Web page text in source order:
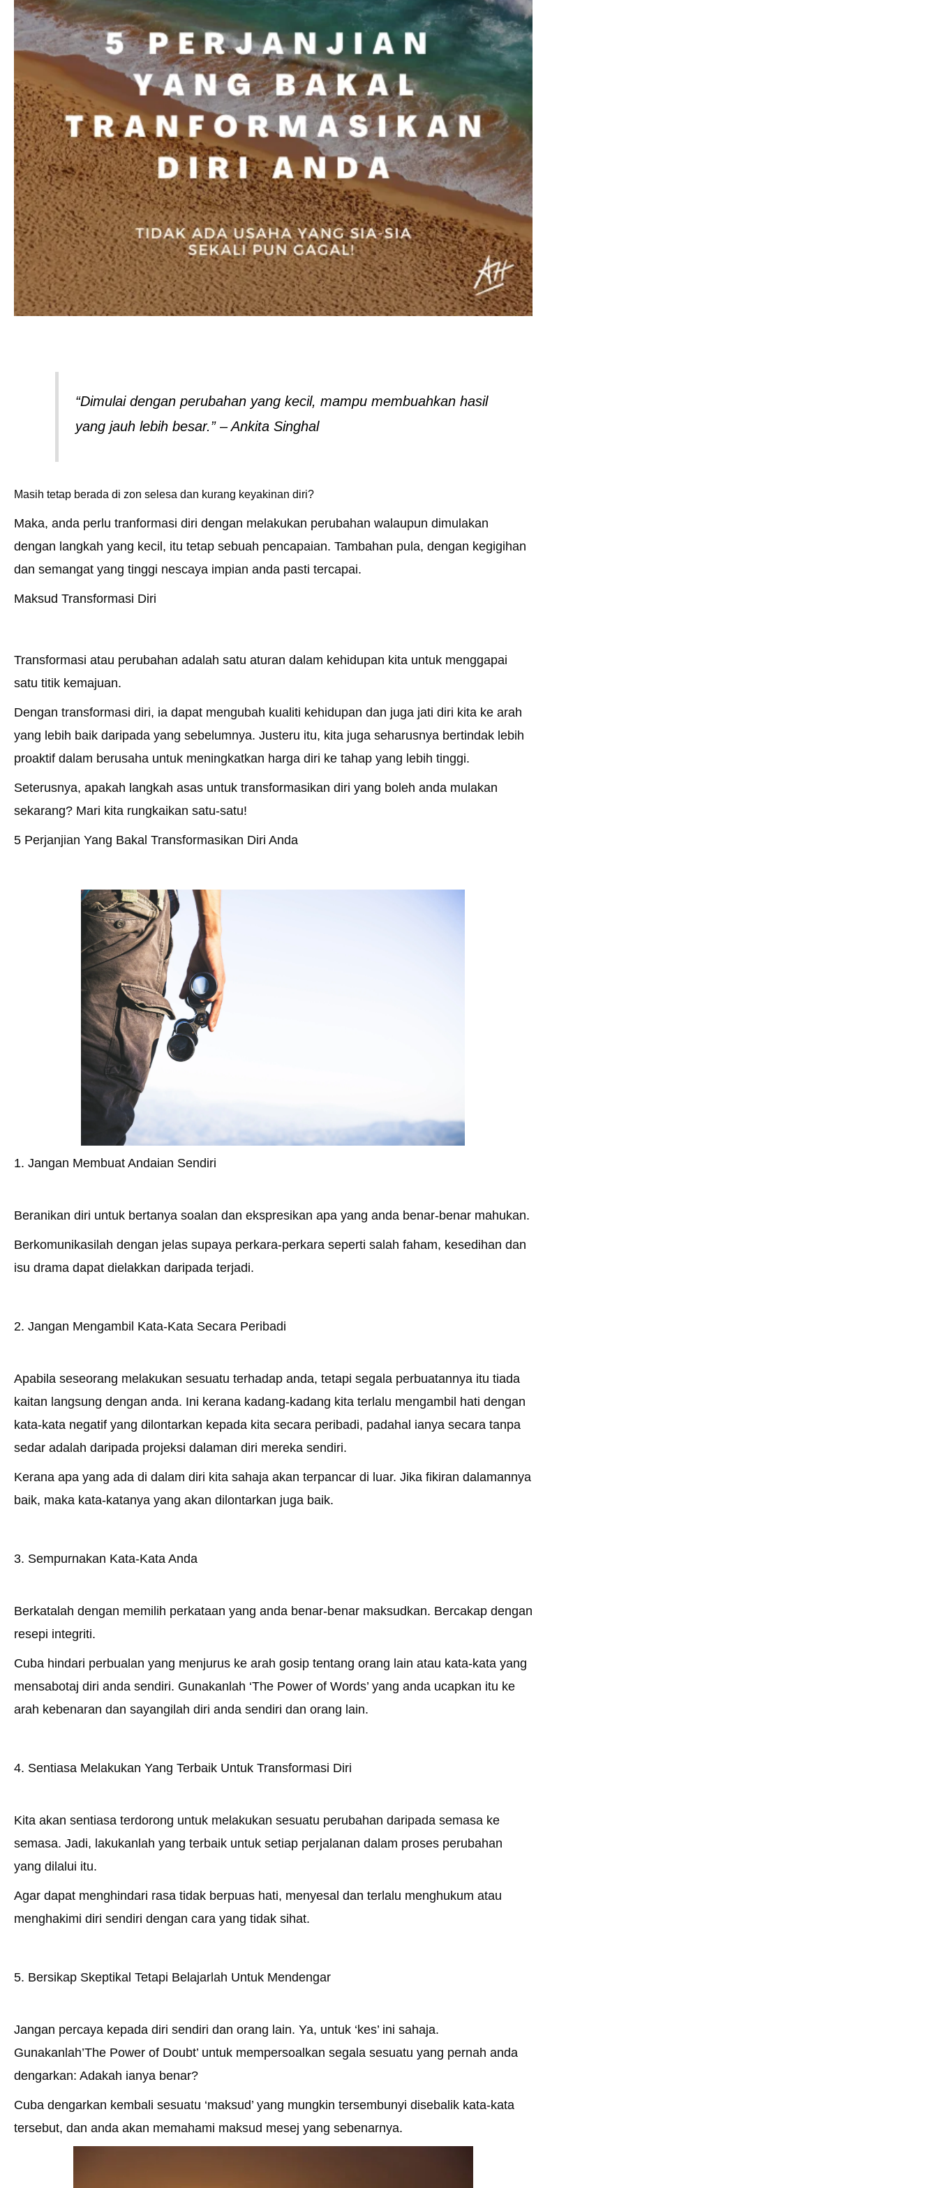
“Dimulai dengan perubahan yang kecil, mampu membuahkan hasil
yang jauh lebih besar.” – Ankita Singhal
Masih tetap berada di zon selesa dan kurang keyakinan diri?
Maka, anda perlu tranformasi diri dengan melakukan perubahan walaupun dimulakan
dengan langkah yang kecil, itu tetap sebuah pencapaian. Tambahan pula, dengan kegigihan
dan semangat yang tinggi nescaya impian anda pasti tercapai.
Maksud Transformasi Diri
Transformasi atau perubahan adalah satu aturan dalam kehidupan kita untuk menggapai
satu titik kemajuan.
Dengan transformasi diri, ia dapat mengubah kualiti kehidupan dan juga jati diri kita ke arah
yang lebih baik daripada yang sebelumnya. Justeru itu, kita juga seharusnya bertindak lebih
proaktif dalam berusaha untuk meningkatkan harga diri ke tahap yang lebih tinggi.
Seterusnya, apakah langkah asas untuk transformasikan diri yang boleh anda mulakan
sekarang? Mari kita rungkaikan satu-satu!
5 Perjanjian Yang Bakal Transformasikan Diri Anda
1. Jangan Membuat Andaian Sendiri
Beranikan diri untuk bertanya soalan dan ekspresikan apa yang anda benar-benar mahukan.
Berkomunikasilah dengan jelas supaya perkara-perkara seperti salah faham, kesedihan dan
isu drama dapat dielakkan daripada terjadi.
2. Jangan Mengambil Kata-Kata Secara Peribadi
Apabila seseorang melakukan sesuatu terhadap anda, tetapi segala perbuatannya itu tiada
kaitan langsung dengan anda. Ini kerana kadang-kadang kita terlalu mengambil hati dengan
kata-kata negatif yang dilontarkan kepada kita secara peribadi, padahal ianya secara tanpa
sedar adalah daripada projeksi dalaman diri mereka sendiri.
Kerana apa yang ada di dalam diri kita sahaja akan terpancar di luar. Jika fikiran dalamannya
baik, maka kata-katanya yang akan dilontarkan juga baik.
3. Sempurnakan Kata-Kata Anda
Berkatalah dengan memilih perkataan yang anda benar-benar maksudkan. Bercakap dengan
resepi integriti.
Cuba hindari perbualan yang menjurus ke arah gosip tentang orang lain atau kata-kata yang
mensabotaj diri anda sendiri. Gunakanlah ‘The Power of Words’ yang anda ucapkan itu ke
arah kebenaran dan sayangilah diri anda sendiri dan orang lain.
4. Sentiasa Melakukan Yang Terbaik Untuk Transformasi Diri
Kita akan sentiasa terdorong untuk melakukan sesuatu perubahan daripada semasa ke
semasa. Jadi, lakukanlah yang terbaik untuk setiap perjalanan dalam proses perubahan
yang dilalui itu.
Agar dapat menghindari rasa tidak berpuas hati, menyesal dan terlalu menghukum atau
menghakimi diri sendiri dengan cara yang tidak sihat.
5. Bersikap Skeptikal Tetapi Belajarlah Untuk Mendengar
Jangan percaya kepada diri sendiri dan orang lain. Ya, untuk ‘kes’ ini sahaja.
Gunakanlah’The Power of Doubt’ untuk mempersoalkan segala sesuatu yang pernah anda
dengarkan: Adakah ianya benar?
Cuba dengarkan kembali sesuatu ‘maksud’ yang mungkin tersembunyi disebalik kata-kata
tersebut, dan anda akan memahami maksud mesej yang sebenarnya.